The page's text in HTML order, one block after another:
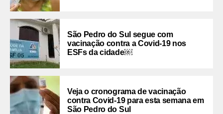
São Pedro do Sul segue com
vacinação contra a Covid-19 nos
ESFs da cidade￼
Veja o cronograma de vacinação
contra Covid-19 para esta semana em
São Pedro do Sul